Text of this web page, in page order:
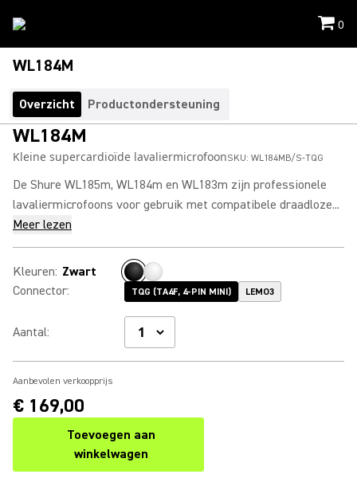
0
WL184M
Overzicht Productondersteuning
WL184M
Kleine supercardioïde lavaliermicrofoonSKU: WL184MB/S-TQG
De Shure WL185m, WL184m en WL183m zijn professionele
lavaliermicrofoons voor gebruik met compatibele draadloze...
Meer lezen
Kleuren: Zwart
Connector: TQG (TA4F, 4-PIN MINI) LEMO3
Aantal:
Aanbevolen verkoopprijs
€ 169,00
Toevoegen aan
winkelwagen